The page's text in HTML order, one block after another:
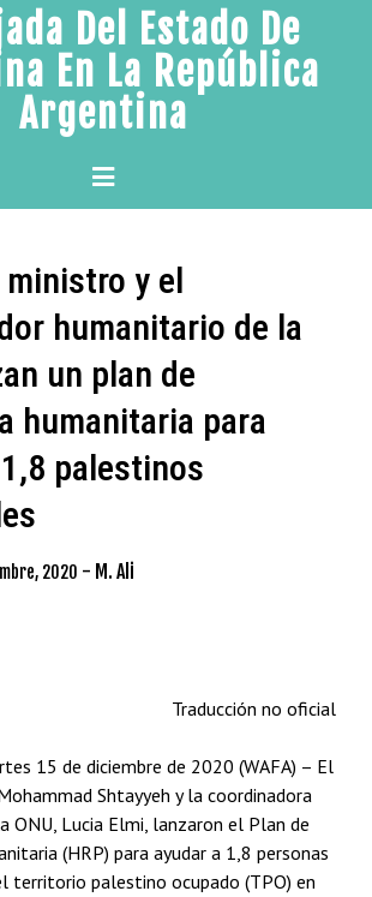
Del Estado De
En La República
Argentina
Primary
Menu
y el
humanitario de la
un plan de
humanitaria para
palestinos
2020 - M. Ali
Traducción no oficial
15 de diciembre de 2020 (WAFA) – El
Shtayyeh y la coordinadora
ONU, Lucia Elmi, lanzaron el Plan de
(HRP) para ayudar a 1,8 personas
territorio palestino ocupado (TPO) en